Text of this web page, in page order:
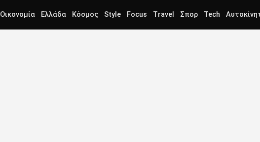
Οικονομία Ελλάδα Κόσμος Style Focus Travel Σπορ Tech